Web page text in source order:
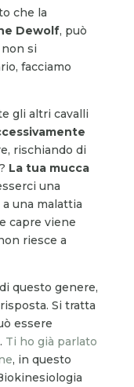
che la
Dewolf, può
si
facciamo
gli altri cavalli
rischiando di
La tua mucca
una
una malattia
capre viene
riesce a
questo genere,
Si tratta
essere
Ti ho già parlato
, in questo